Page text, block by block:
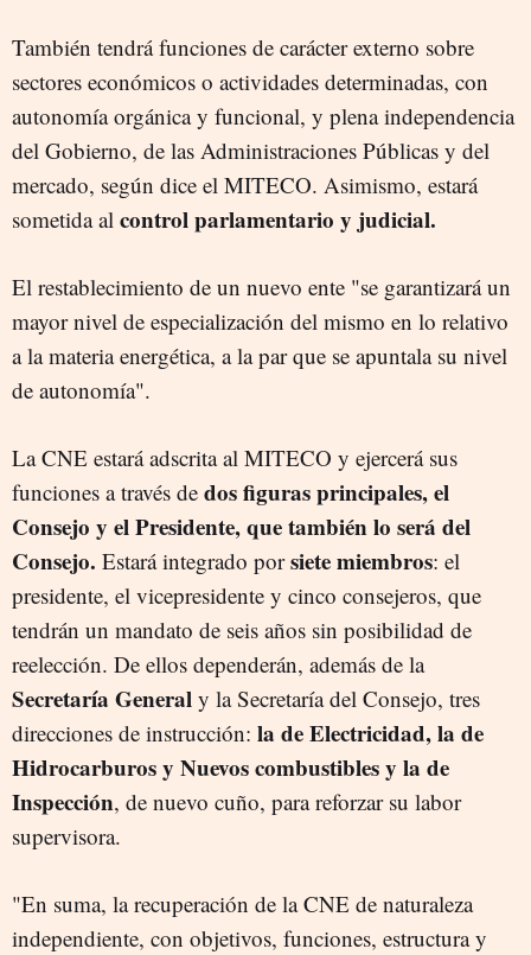
También tendrá funciones de carácter externo sobre
sectores económicos o actividades determinadas, con
autonomía orgánica y funcional, y plena independencia
del Gobierno, de las Administraciones Públicas y del
mercado, según dice el MITECO. Asimismo, estará
sometida al control parlamentario y judicial.
El restablecimiento de un nuevo ente "se garantizará un
mayor nivel de especialización del mismo en lo relativo
a la materia energética, a la par que se apuntala su nivel
de autonomía".
La CNE estará adscrita al MITECO y ejercerá sus
funciones a través de dos figuras principales, el
Consejo y el Presidente, que también lo será del
Consejo. Estará integrado porsiete miembros: el
presidente, el vicepresidente y cinco consejeros, que
tendrán un mandato de seis años sin posibilidad de
reelección. De ellos dependerán, además de la
Secretaría General y la Secretaría del Consejo, tres
direcciones de instrucción: la de Electricidad, la de
Hidrocarburos y Nuevos combustibles y la de
Inspección, de nuevo cuño, para reforzar su labor
supervisora.
"En suma, la recuperación de la CNE de naturaleza
independiente, con objetivos, funciones, estructura y